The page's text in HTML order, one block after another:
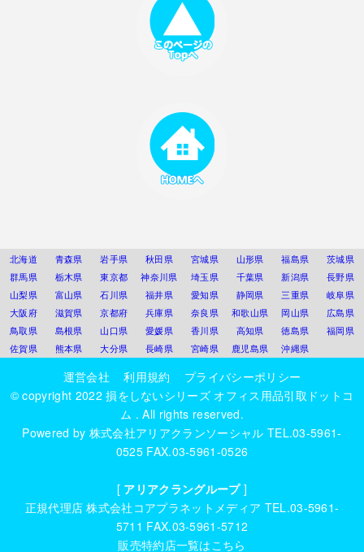
北海道 青森県 岩手県 秋田県 宮城県 山形県 福島県
茨城県
群馬県
栃木県 東京都 神奈川県 埼玉県 千葉県 新潟県
長野県
山梨県
富山県 石川県 福井県 愛知県 静岡県 三重県
岐阜県
大阪府
滋賀県 京都府 兵庫県 奈良県 和歌山県 岡山県
広島県
鳥取県
島根県 山口県 愛媛県 香川県 高知県 徳島県
福岡県
佐賀県
熊本県 大分県 長崎県 宮崎県 鹿児島県 沖縄県
運営会社 利用規約
プライバシーポリシー
© copyright 2022損をしないシリーズ オフィス用品引取ドットコ
ム . All rights reserved.
Powered by 株式会社アリアクランソーシャル TEL.03-5961-
0525 FAX.03-5961-0526
[ アリアクラングループ]
正規代理店株式会社コアプラネットメディア TEL.03-5961-
5711 FAX.03-5961-5712
販売特約店一覧はこちら